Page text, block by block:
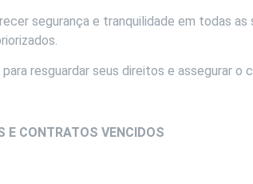
segurança e tranquilidade em todas
resguardar seus direitos e assegurar
E CONTRATOS VENCIDOS